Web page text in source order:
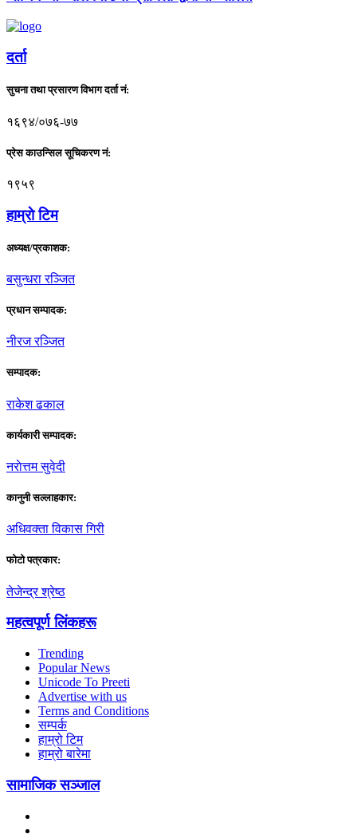
दर्ता
सुचना तथा प्रसारण विभाग दर्ता नं:
१६९४/०७६-७७
प्रेस काउन्सिल सूचिकरण नं:
१९५९
हाम्राे टिम
अध्यक्ष/प्रकाशक:
बसुन्धरा रञ्जित
प्रधान सम्पादक:
नीरज रञ्जित
सम्पादक:
राकेश ढकाल
कार्यकारी सम्पादक:
नराेत्तम सुवेदी
कानुनी सल्लाहकार:
अधिवक्ता विकास गिरी
फाेटाे पत्रकार:
तेजेन्द्र श्रेष्ठ
महत्वपूर्ण लिंकहरू
Trending
Popular News
Unicode To Preeti
Advertise with us
Terms and Conditions
सम्पर्क
हाम्रो टिम
हाम्रो बारेमा
सामाजिक सञ्जाल